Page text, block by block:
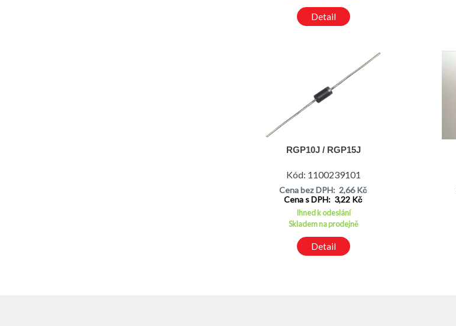
Detail
RGP10J / RGP15J
Kód: 1100239101
Cena bez DPH: 2,66 Kč
Cena s DPH: 3,22 Kč
Ihned k odeslání
Skladem na prodejně
Detail